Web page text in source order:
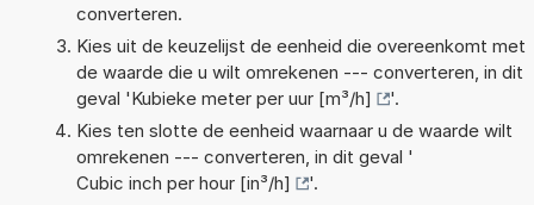
converteren.
Kies uit de keuzelijst de eenheid die overeenkomt met
de waarde die u wilt omrekenen --- converteren, in dit
geval 'Kubieke meter per uur [m³/h]
'.
Kies ten slotte de eenheid waarnaar u de waarde wilt
omrekenen --- converteren, in dit geval '
Cubic inch per hour [in³/h]
'.